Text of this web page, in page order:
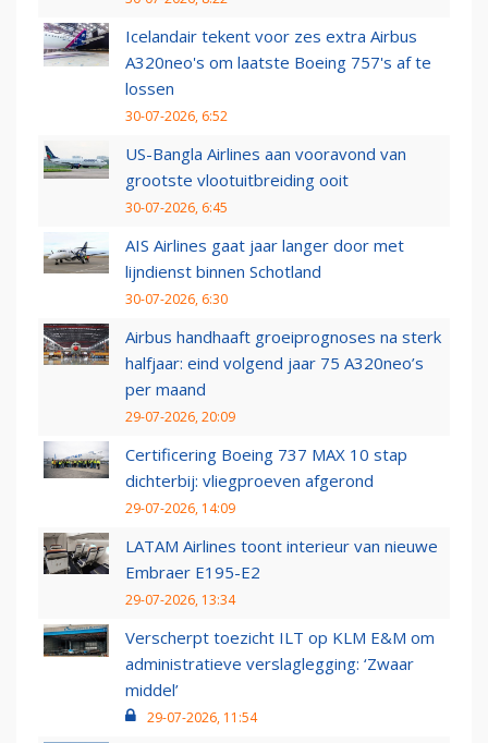
Icelandair tekent voor zes extra Airbus
A320neo's om laatste Boeing 757's af te
lossen
30-07-2026, 6:52
US-Bangla Airlines aan vooravond van
grootste vlootuitbreiding ooit
30-07-2026, 6:45
AIS Airlines gaat jaar langer door met
lijndienst binnen Schotland
30-07-2026, 6:30
Airbus handhaaft groeiprognoses na sterk
halfjaar: eind volgend jaar 75 A320neo’s
per maand
29-07-2026, 20:09
Certificering Boeing 737 MAX 10 stap
dichterbij: vliegproeven afgerond
29-07-2026, 14:09
LATAM Airlines toont interieur van nieuwe
Embraer E195-E2
29-07-2026, 13:34
Verscherpt toezicht ILT op KLM E&M om
administratieve verslaglegging: ‘Zwaar
middel’
29-07-2026, 11:54